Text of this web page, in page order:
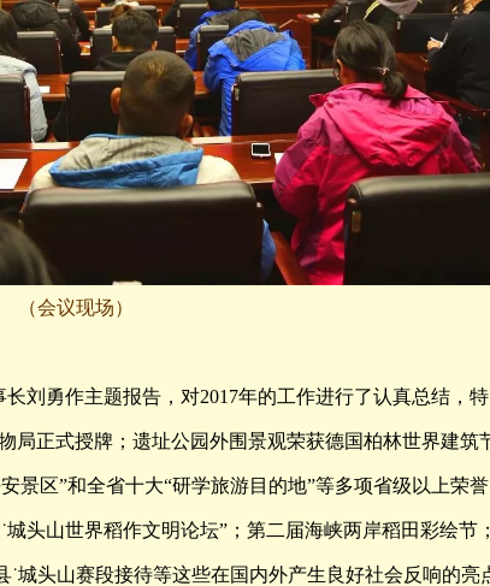
（会议现场）
刘勇作主题报告，对2017年的工作进行了认真总结，特
局正式授牌；遗址公园外围景观荣获德国柏林世界建筑
景区”和全省十大“研学旅游目的地”等多项省级以上荣誉
头山世界稻作文明论坛”；第二届海峡两岸稻田彩绘节
˙城头山赛段接待等这些在国内外产生良好社会反响的亮